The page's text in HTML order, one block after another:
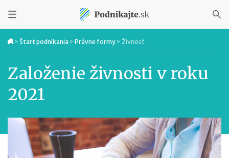
> Štart podnikania > Právne formy > Živnosť
Založenie živnosti v roku
2021